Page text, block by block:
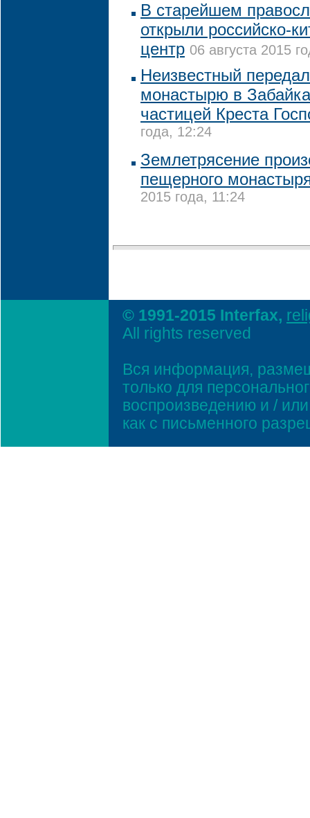
В старейшем
открыли российско-
центр 06 августа 2015
Неизвестный
монастырю в
частицей Креста
года, 12:24
Землетрясение
пещерного
2015 года, 11:24
© 1991-2015 Interfax,
All rights reserved
Вся информация,
только для
воспроизведению и /
как с письменного